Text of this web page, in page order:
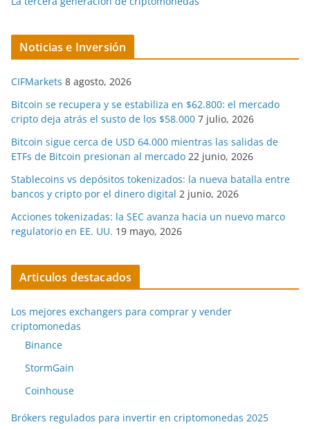
Noticias e Inversión
CIFMarkets 8 agosto, 2026
Bitcoin se recupera y se estabiliza en $62.800: el mercado
cripto deja atrás el susto de los $58.000 7 julio, 2026
Bitcoin sigue cerca de USD 64.000 mientras las salidas de
ETFs de Bitcoin presionan al mercado 22 junio, 2026
Stablecoins vs depósitos tokenizados: la nueva batalla entre
bancos y cripto por el dinero digital 2 junio, 2026
Acciones tokenizadas: la SEC avanza hacia un nuevo marco
regulatorio en EE. UU. 19 mayo, 2026
Articulos destacados
Los mejores exchangers para comprar y vender
criptomonedas
Binance
StormGain
Coinhouse
Brókers regulados para invertir en criptomonedas 2025